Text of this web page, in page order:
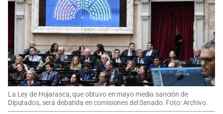
La Ley de Hojarasca, que obtuvo en mayo media sanción de
Diputados, será debatida en comisiones del Senado. Foto: Archivo.